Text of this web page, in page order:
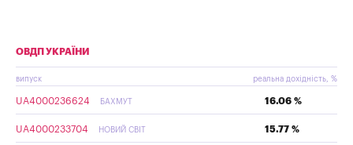
ОВДП УКРАЇНИ
випуск реальна дохідність, %
UA4000236624 БАХМУТ 16.06 %
UA4000233704 НОВИЙ СВІТ 15.77 %